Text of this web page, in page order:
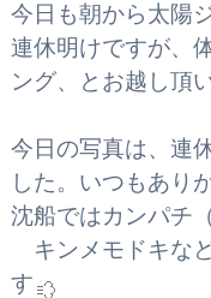
今日も朝から太陽
連休明けですが、
ング、とお越し頂
今日の写真は、連
した。いつもあり
沈船ではカンパチ
キンメモドキな
す